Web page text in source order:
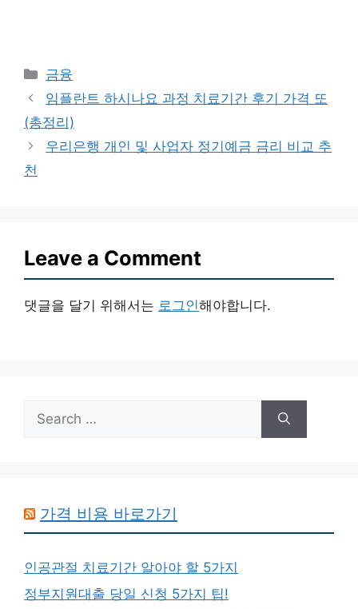
Categories
금융
임플란트 하시나요 과정 치료기간 후기 가격 또
(총정리)
우리은행 개인 및 사업자 정기예금 금리 비교 추
천
Leave a Comment
댓글을 달기 위해서는 로그인해야합니다.
for:
가격 비용 바로가기
인공관절 치료기간 알아야 할 5가지
정부지원대출 당일 신청 5가지 팁!